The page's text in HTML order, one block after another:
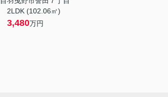
2LDK (102.06㎡)
3,480万円